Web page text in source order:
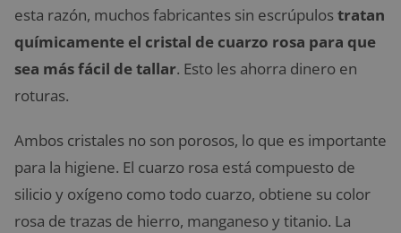
esta razón, muchos fabricantes sin escrúpulostratan
químicamente el cristal de cuarzo rosa para que
sea más fácil de tallar. Esto les ahorra dinero en
roturas.
Ambos cristales no son porosos, lo que es importante
para la higiene. El cuarzo rosa está compuesto de
silicio y oxígeno como todo cuarzo, obtiene su color
rosa de trazas de hierro, manganeso y titanio. La